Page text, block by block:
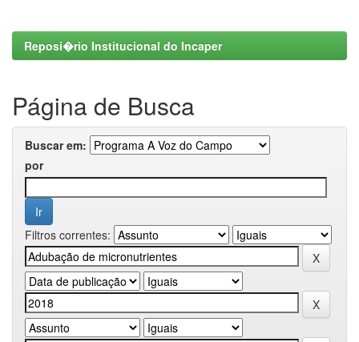
Reposi�rio Institucional do Incaper
Página de Busca
Buscar em:
por
Filtros correntes: